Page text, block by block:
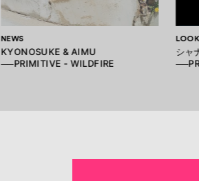
NEWS
KYONOSUKE & AIMU
──PRIMITIVE - WILDFIRE
シャ